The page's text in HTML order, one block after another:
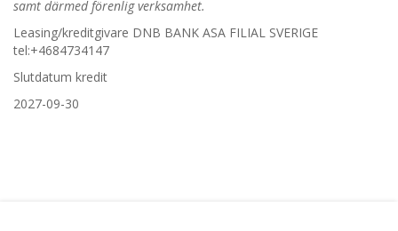
samt därmed förenlig verksamhet.
Leasing/kreditgivare DNB BANK ASA FILIAL SVERIGE
tel:+4684734147
Slutdatum kredit
2027-09-30